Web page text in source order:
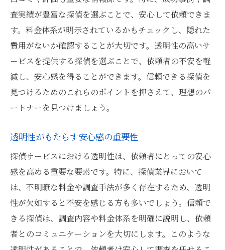
査実績が豊富な探偵を選ぶことで、安心して依頼できま
す。料金体系が明示されているかもチェックし、隠れた
費用がないか確認することが大切です。透明性の高いサ
ービスを提供する探偵を選ぶことで、依頼者の不安を軽
減し、安心感を得ることができます。信頼できる探偵を
見つけるためのこれらのポイントを押さえて、理想のパ
ートナーを見つけましょう。
透明性がもたらす安心感の重要性
探偵サービスにおける透明性は、依頼者にとっての安心
感を高める重要な要素です。特に、探偵業界において
は、不明瞭な料金や調査手法が多く存在するため、透明
性が欠如すると不安を感じる方も多いでしょう。信頼で
きる探偵は、調査内容や料金体系を明確に説明し、依頼
者とのコミュニケーションを大切にします。このような